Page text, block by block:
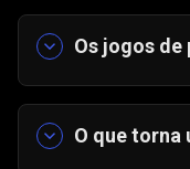
Os jogos de
como para
O que torna